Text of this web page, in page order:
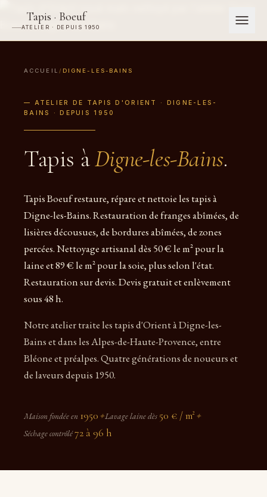
Tapis · Boeuf
ATELIER · DEPUIS 1950
ACCUEIL / DIGNE-LES-BAINS
— ATELIER DE TAPIS D'ORIENT · DIGNE-LES-
BAINS · DEPUIS 1950
Tapis àDigne-les-Bains.
Tapis Boeuf restaure, répare et nettoie les tapis à
Digne-les-Bains. Restauration de franges abîmées, de
lisières décousues, de bordures abîmées, de zones
percées. Nettoyage artisanal dès 50 € le m² pour la
laine et 89 € le m² pour la soie, plus selon l'état.
Restauration sur devis. Devis gratuit et enlèvement
sous 48 h.
Notre atelier traite les tapis d'Orient à Digne-les-
Bains et dans les Alpes-de-Haute-Provence, entre
Bléone et préalpes. Quatre générations de noueurs et
de laveurs depuis 1950.
Maison fondée en 1950 ✦Lavage laine dès 50 € / m² ✦
Séchage contrôlé72 à 96 h